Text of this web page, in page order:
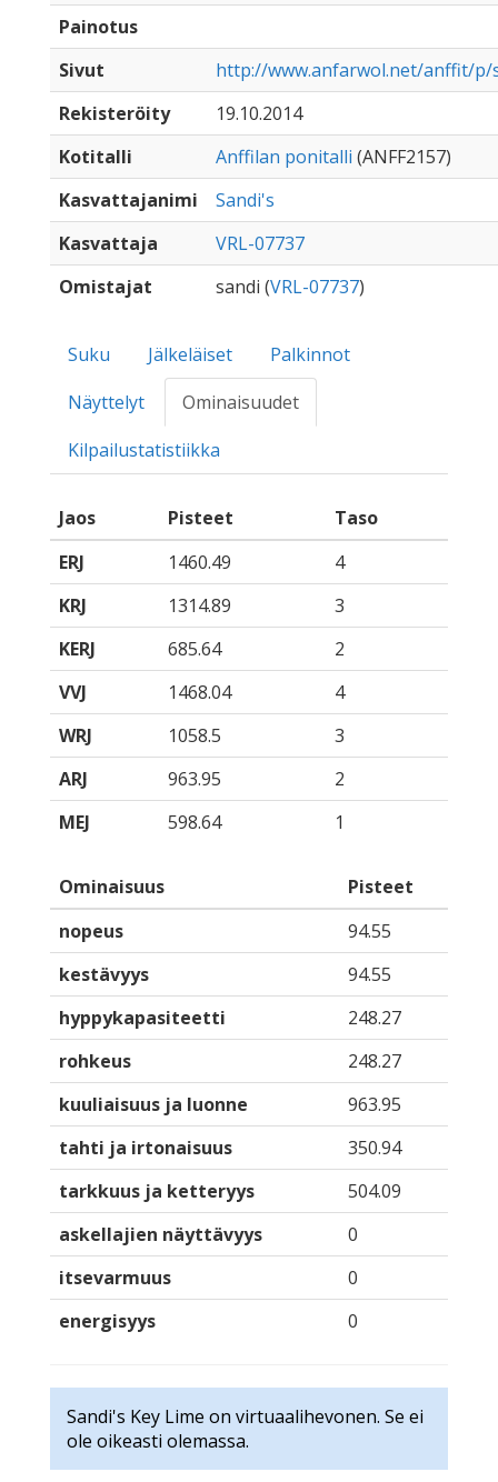
Painotus
Sivut
http://www.anfarwol.net/anffit/p/
Rekisteröity
19.10.2014
Kotitalli
Anffilan ponitalli (ANFF2157)
Kasvattajanimi
Sandi's
Kasvattaja
VRL-07737
Omistajat
sandi (VRL-07737)
Suku Jälkeläiset
Palkinnot
Näyttelyt
Ominaisuudet
Kilpailustatistiikka
Jaos Pisteet
Taso
ERJ
1460.49
4
KRJ
1314.89
3
KERJ
685.64
2
VVJ
1468.04
4
WRJ
1058.5
3
ARJ
963.95
2
MEJ
598.64 1
Ominaisuus
Pisteet
nopeus
94.55
kestävyys
94.55
hyppykapasiteetti
248.27
rohkeus
248.27
kuuliaisuus ja luonne
963.95
tahti ja irtonaisuus
350.94
tarkkuus ja ketteryys
504.09
askellajien näyttävyys
0
itsevarmuus
0
energisyys
0
Sandi's Key Lime on virtuaalihevonen. Se ei
ole oikeasti olemassa.